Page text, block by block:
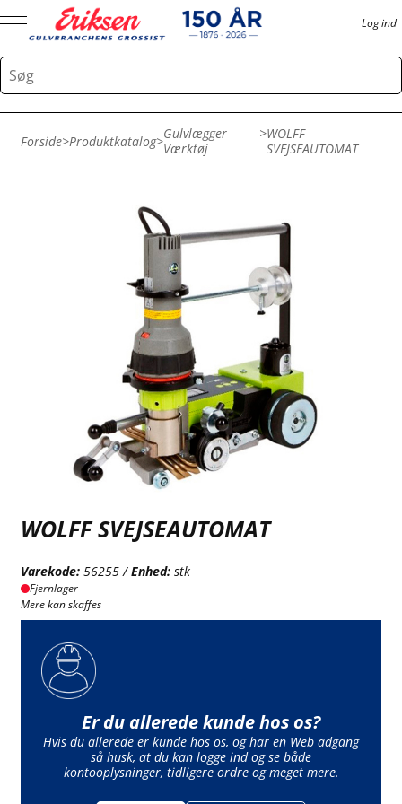
Log ind
Forside>Produktkatalog>Gulvlægger
Værktøj
>WOLFF
SVEJSEAUTOMAT
WOLFF SVEJSEAUTOMAT
Varekode: 56255 /Enhed: stk
Fjernlager
Mere kan skaffes
Er du allerede kunde hos os?
Hvis du allerede er kunde hos os, og har en Web adgang
så husk, at du kan logge ind og se både
kontooplysninger, tidligere ordre og meget mere.